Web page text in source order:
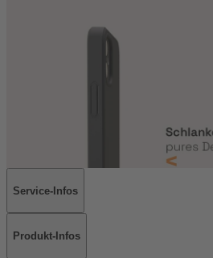
Service-Infos
Produkt-Infos